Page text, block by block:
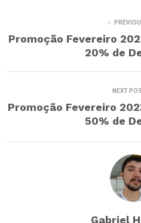
Promoção Fevereiro
20% de
NEXT
Promoção Fevereiro
50% de
Gabriel